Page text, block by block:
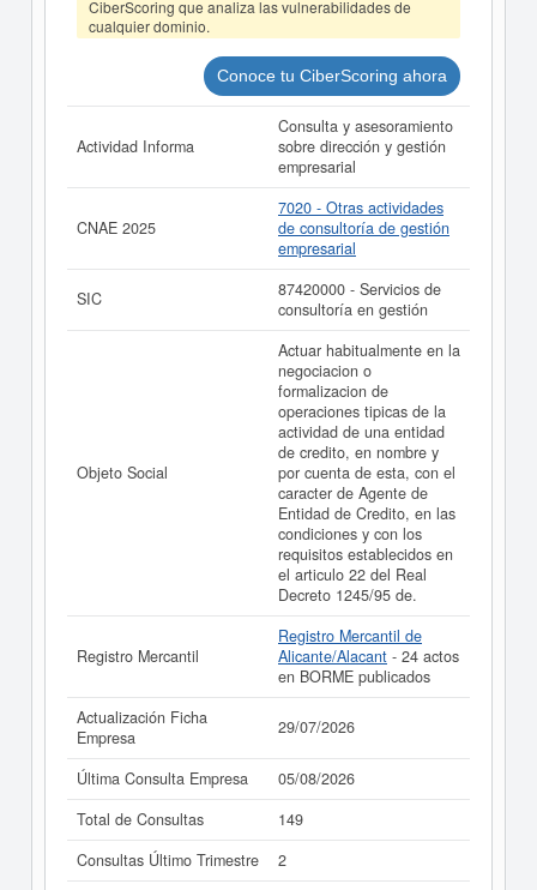
La última actualización del informe de empresa se ha
realizado el 29/07/2026.
CiberScoring que analiza las vulnerabilidades de
cualquier dominio.
Conoce tu CiberScoring ahora
Actividad Informa
Consulta y asesoramiento
sobre dirección y gestión
empresarial
CNAE 2025
7020 - Otras actividades
de consultoría de gestión
empresarial
SIC
87420000 - Servicios de
consultoría en gestión
Objeto Social
Actuar habitualmente en la
negociacion o
formalizacion de
operaciones tipicas de la
actividad de una entidad
de credito, en nombre y
por cuenta de esta, con el
caracter de Agente de
Entidad de Credito, en las
condiciones y con los
requisitos establecidos en
el articulo 22 del Real
Decreto 1245/95 de.
Registro Mercantil
Registro Mercantil de
Alicante/Alacant - 24 actos
en BORME publicados
Actualización Ficha
Empresa
29/07/2026
Última Consulta Empresa
05/08/2026
Total de Consultas
149
Consultas Último Trimestre
2